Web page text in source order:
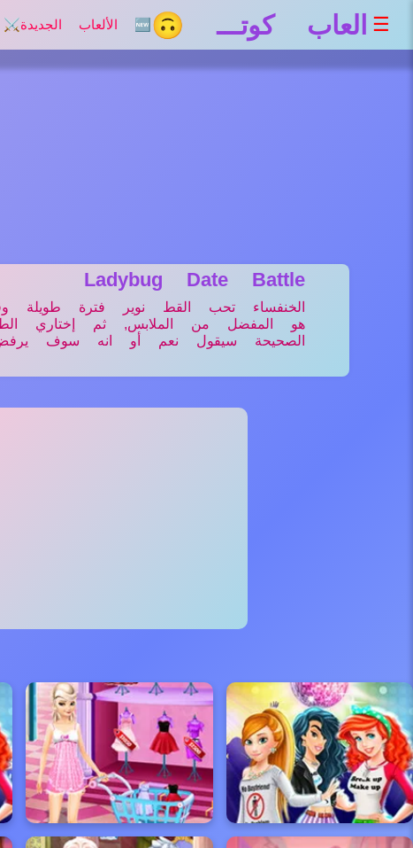
☰ العاب كوتـــ 🙃 🆕 الألعاب الجديدة ⚔️
Ladybug Date Battle
الخنفساء تحب القط نوير فترة طويلة
هو المفضل من الملابس, ثم إختاري
الصحيحة سيقول نعم أو انه سوف